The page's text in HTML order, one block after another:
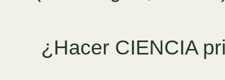
¿Hacer CIENCIA